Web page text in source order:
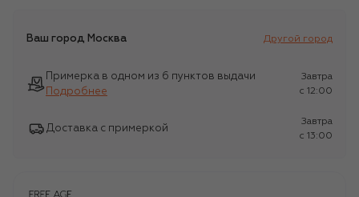
Ваш город Москва Другой город
Примерка в одном из 6 пунктов выдачи
Подробнее
Завтра
c 12:00
Доставка с примеркой
Завтра
c 13:00